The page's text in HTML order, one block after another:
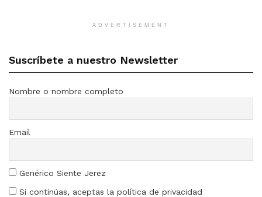
ADVERTISEMENT
Suscríbete a nuestro Newsletter
Nombre o nombre completo
Email
Genérico Siente Jerez
Si continúas, aceptas la política de privacidad